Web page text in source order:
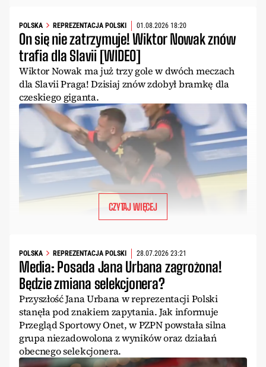
POLSKA REPREZENTACJA POLSKI 01.08.2026 18:20
On się nie zatrzymuje! Wiktor Nowak znów
trafia dla Slavii [WIDEO]
Wiktor Nowak ma już trzy gole w dwóch meczach
dla Slavii Praga! Dzisiaj znów zdobył bramkę dla
czeskiego giganta.
CZYTAJ WIĘCEJ
POLSKA REPREZENTACJA POLSKI 28.07.2026 23:21
Media: Posada Jana Urbana zagrożona!
Będzie zmiana selekcjonera?
Przyszłość Jana Urbana w reprezentacji Polski
stanęła pod znakiem zapytania. Jak informuje
Przegląd Sportowy Onet, w PZPN powstała silna
grupa niezadowolona z wyników oraz działań
obecnego selekcjonera.